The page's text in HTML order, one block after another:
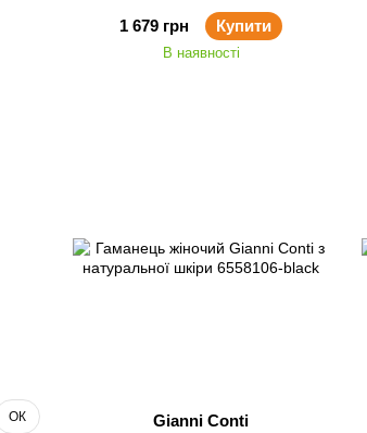
1 679 грн
Купити
В наявності
Gianni Conti
ОК